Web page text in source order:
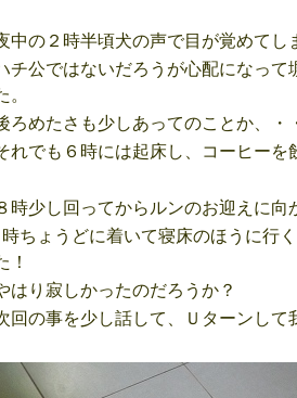
の２時半頃犬の声で目が覚めてし
公ではないだろうが心配になって
。
めたさも少しあってのことか、
でも６時には起床し、コーヒーを
少し回ってからルンのお迎えに向
ちょうどに着いて寝床のほうに行
！
り寂しかったのだろうか？
の事を少し話して、Ｕターンして